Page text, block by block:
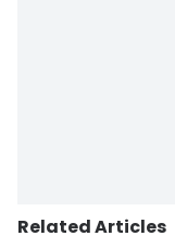
Related Articles